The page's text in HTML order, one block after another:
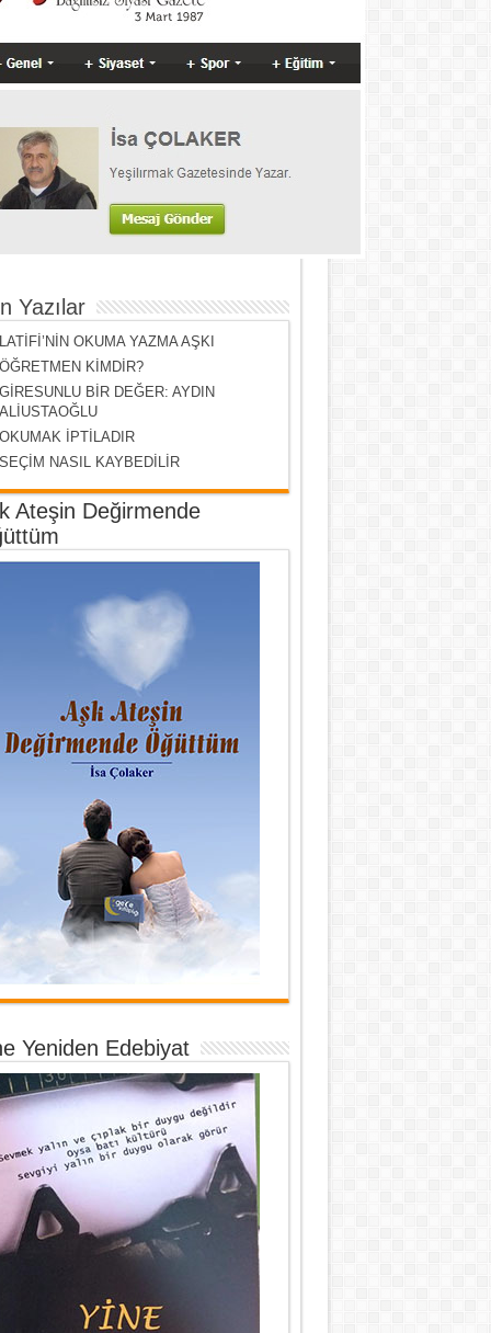
Yazılar
OKUMA YAZMA AŞKI
KİMDİR?
BİR DEĞER: AYDIN
İPTİLADIR
NASIL KAYBEDİLİR
Ateşin Değirmende
Yeniden Edebiyat